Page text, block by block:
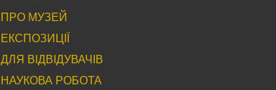
ПРО МУЗЕЙ
ЕКСПОЗИЦІЇ
ДЛЯ ВІДВІДУВАЧІВ
НАУКОВА РОБОТА